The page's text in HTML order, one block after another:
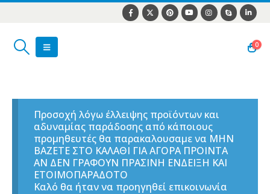
0
Προσοχή λόγω έλλειψης προϊόντων και
αδυναμίας παράδοσης από κάποιους
προμηθευτές θα παρακαλουσαμε να ΜΗΝ
ΒΑΖΕΤΕ ΣΤΟ ΚΑΛΑΘΙ ΓΙΑ ΑΓΟΡΑ ΠΡΟΙΝΤΑ
ΑΝ ΔΕΝ ΓΡΑΦΟΥΝ ΠΡΑΣΙΝΗ ΕΝΔΕΙΞΗ ΚΑΙ
ΕΤΟΙΜΟΠΑΡΑΔΟΤΟ
Καλό θα ήταν να προηγηθεί επικοινωνία